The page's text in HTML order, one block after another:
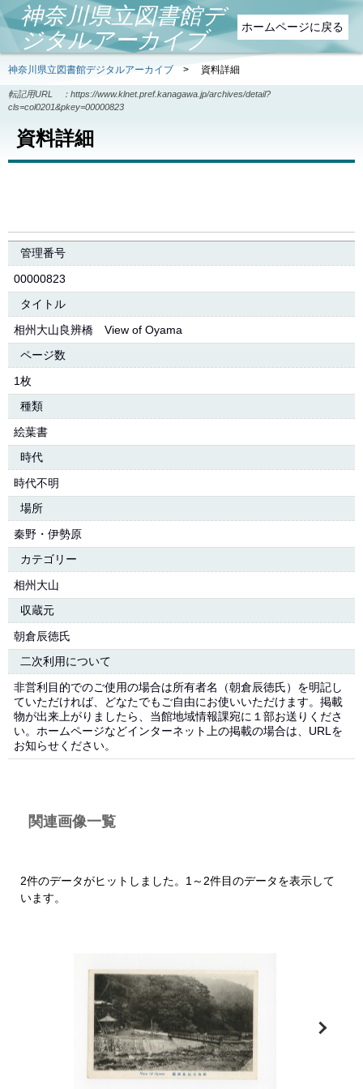
ホームページに戻る
神奈川県立図書館デ
ジタルアーカイブ
神奈川県立図書館デジタルアーカイブ> 資料詳細
転記用URL ： https://www.klnet.pref.kanagawa.jp/archives/detail?
cls=col0201&pkey=00000823
資料詳細
管理番号
00000823
タイトル
相州大山良辨橋 View of Oyama
ページ数
1枚
種類
絵葉書
時代
時代不明
場所
秦野・伊勢原
カテゴリー
相州大山
収蔵元
朝倉辰徳氏
二次利用について
非営利目的でのご使用の場合は所有者名（朝倉辰徳氏）を明記し
ていただければ、どなたでもご自由にお使いいただけます。掲載
物が出来上がりましたら、当館地域情報課宛に１部お送りくださ
い。ホームページなどインターネット上の掲載の場合は、URLを
お知らせください。
関連画像一覧
2件のデータがヒットしました。1～2件目のデータを表示して
います。